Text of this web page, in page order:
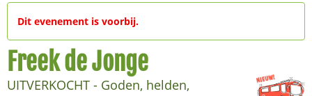
Dit evenement is voorbij.
Freek de Jonge
UITVERKOCHT - Goden, helden,